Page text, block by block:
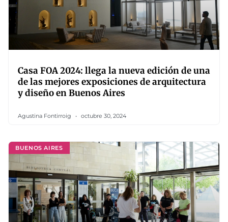
Casa FOA 2024: llega la nueva edición de una
de las mejores exposiciones de arquitectura
y diseño en Buenos Aires
Agustina Fontirroig octubre 30, 2024
BUENOS AIRES